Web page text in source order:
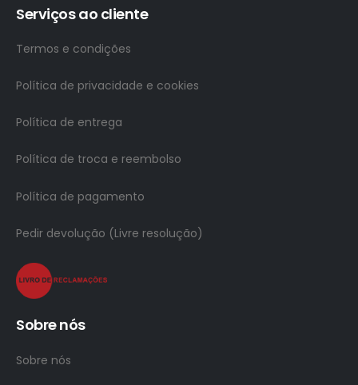
Serviços ao cliente
Termos e condições
Política de privacidade e cookies
Política de entrega
Política de troca e reembolso
Política de pagamento
Pedir devolução (Livre resolução)
Sobre nós
Sobre nós